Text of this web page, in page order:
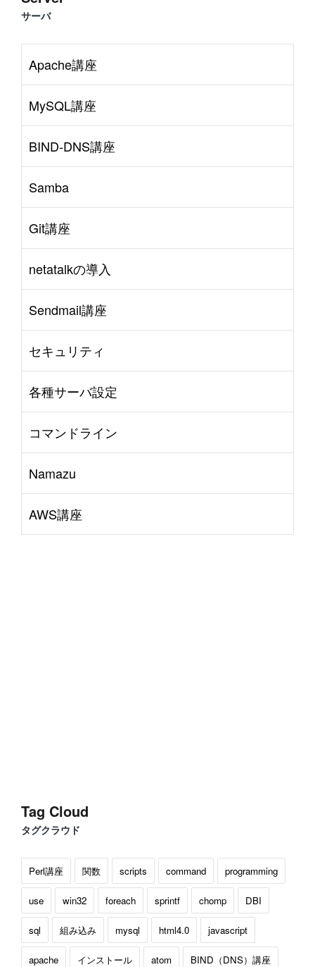
サーバ
Apache講座
MySQL講座
BIND-DNS講座
Samba
Git講座
netatalkの導入
Sendmail講座
セキュリティ
各種サーバ設定
コマンドライン
Namazu
AWS講座
Tag Cloud
タグクラウド
Perl講座 関数 scripts command programming
use win32 foreach sprintf chomp DBI
sql 組み込み mysql html4.0 javascript
apache インストール atom BIND（DNS）講座